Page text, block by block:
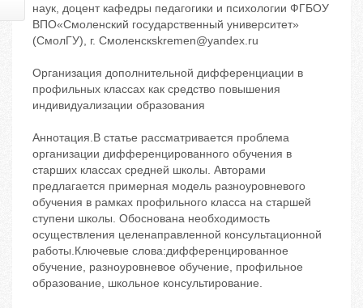
наук, доцент кафедры педагогики и психологии ФГБОУ
ВПО«Смоленский государственный университет»
(СмолГУ), г. Смоленскskremen@yandex.ru
Организация дополнительной дифференциации в
профильных классах как средство повышения
индивидуализации образования
Аннотация.В статье рассматривается проблема
организации дифференцированного обучения в
старших классах средней школы. Авторами
предлагается примерная модель разноуровневого
обучения в рамках профильного класса на старшей
ступени школы. Обоснована необходимость
осуществления целенаправленной консультационной
работы.Ключевые слова:дифференцированное
обучение, разноуровневое обучение, профильное
образование, школьное консультирование.